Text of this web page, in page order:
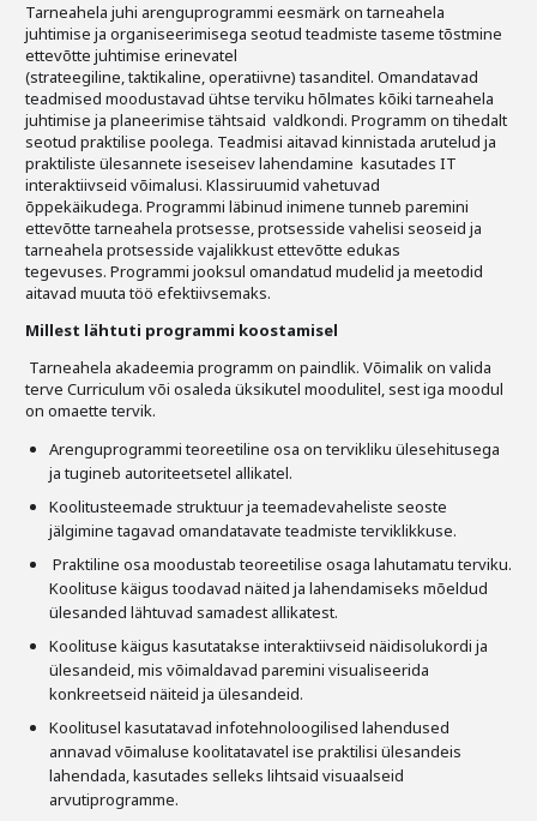
Projektid
Tarneahela juhi arenguprogrammi eesmärk on tarneahela
juhtimise ja organiseerimisega seotud teadmiste taseme tõstmine
ettevõtte juhtimise erinevatel
(strateegiline, taktikaline, operatiivne) tasanditel. Omandatavad
teadmised moodustavad ühtse terviku hõlmates kõiki tarneahela
juhtimise ja planeerimise tähtsaid valdkondi. Programm on tihedalt
seotud praktilise poolega. Teadmisi aitavad kinnistada arutelud ja
praktiliste ülesannete iseseisev lahendamine kasutades IT
interaktiivseid võimalusi. Klassiruumid vahetuvad
õppekäikudega. Programmi läbinud inimene tunneb paremini
ettevõtte tarneahela protsesse, protsesside vahelisi seoseid ja
tarneahela protsesside vajalikkust ettevõtte edukas
tegevuses. Programmi jooksul omandatud mudelid ja meetodid
aitavad muuta töö efektiivsemaks.
Millest lähtuti programmi koostamisel
Tarneahela akadeemia programm on paindlik. Võimalik on valida
terve Curriculum või osaleda üksikutel moodulitel, sest iga moodul
on omaette tervik.
Arenguprogrammi teoreetiline osa on tervikliku ülesehitusega
ja tugineb autoriteetsetel allikatel.
Koolitusteemade struktuur ja teemadevaheliste seoste
jälgimine tagavad omandatavate teadmiste terviklikkuse.
Praktiline osa moodustab teoreetilise osaga lahutamatu terviku.
Koolituse käigus toodavad näited ja lahendamiseks mõeldud
ülesanded lähtuvad samadest allikatest.
Koolituse käigus kasutatakse interaktiivseid näidisolukordi ja
ülesandeid, mis võimaldavad paremini visualiseerida
konkreetseid näiteid ja ülesandeid.
Koolitusel kasutatavad infotehnoloogilised lahendused
annavad võimaluse koolitatavatel ise praktilisi ülesandeis
lahendada, kasutades selleks lihtsaid visuaalseid
arvutiprogramme.